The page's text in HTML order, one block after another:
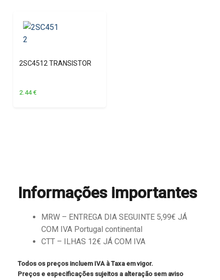
2SC4512 TRANSISTOR
2.44 €
Informações importantes
MRW – ENTREGA DIA SEGUINTE 5,99€ JÁ
COM IVA Portugal continental
CTT – ILHAS 12€ JÁ COM IVA
Todos os preços incluem IVA à Taxa em vigor.
Preços e especificações sujeitos a alteração sem aviso